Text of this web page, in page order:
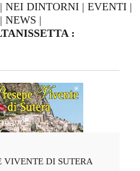
| NEI DINTORNI | EVENTI |
NEWS |
:
VIVENTE DI SUTERA